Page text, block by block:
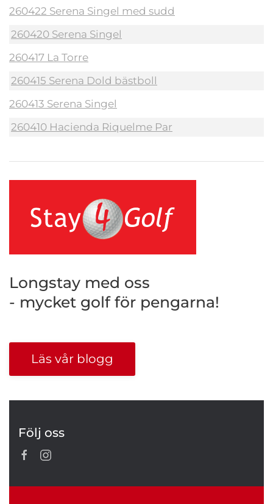
260422 Serena Singel med sudd
260420 Serena Singel
260417 La Torre
260415 Serena Dold bästboll
260413 Serena Singel
260410 Hacienda Riquelme Par
Longstay med oss
- mycket golf för pengarna!
Läs vår blogg
Följ oss